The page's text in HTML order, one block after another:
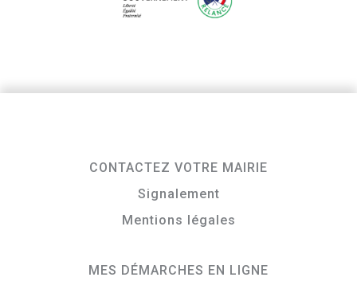
CONTACTEZ VOTRE MAIRIE
Signalement
Mentions légales
MES DÉMARCHES EN LIGNE